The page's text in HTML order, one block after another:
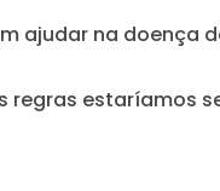
ajudar na doença
regras estaríamos